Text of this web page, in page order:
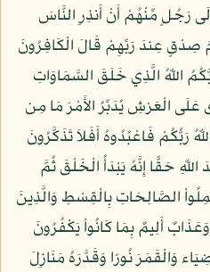
رَجُلٍ مِّنْهُمْ أَنْ أَنذِرِ النَّاسَ
صِدْقٍ عِندَ رَبِّهِمْ قَالَ الْكَافِرُونَ
مُّبِينٌ (2) إِنَّ رَبَّكُمُ اللّهُ الَّذِي خَلَقَ السَّمَاوَاتِ
عَلَى الْعَرْشِ يُدَبِّرُ الأَمْرَ مَا مِن
رَبُّكُمْ فَاعْبُدُوهُ أَفَلاَ تَذَكَّرُونَ
حَقًّا إِنَّهُ يَبْدَأُ الْخَلْقَ ثُمَّ
الصَّالِحَاتِ بِالْقِسْطِ وَالَّذِينَ
أَلِيمٌ بِمَا كَانُواْ يَكْفُرُونَ
وَالْقَمَرَ نُورًا وَقَدَّرَهُ مَنَازِلَ